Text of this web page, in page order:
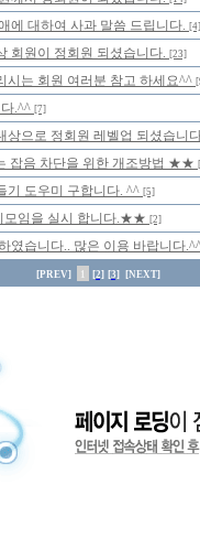
에 대하여 사과 말씀 드립니다. [4]
회원이 정회원 되셨습니다. [23]
시는 회원 여러분 참고 하세요^^
.^^ [7]
상으로 정회원 레벨업 되셨습니
잡음 차단을 위한 개조방법 ★★
기 도우미 구합니다. ^^ [5]
모임을 실시 합니다.★★ [2]
였습니다.. 많은 이용 바랍니다
[PREV] [2] [3] [NEXT]